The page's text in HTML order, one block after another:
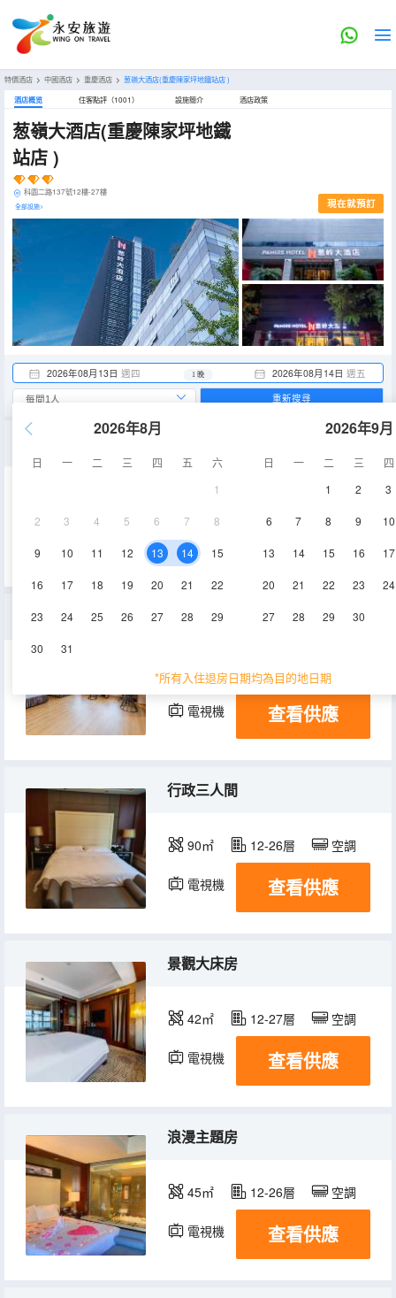
特價酒店 > 中國酒店 > 重慶酒店 > 葱嶺大酒店(重慶陳家坪地鐵站店 )
酒店概览 住客點評（1001） 設施簡介 酒店政策
葱嶺大酒店(重慶陳家坪地鐵
站店 )
科園二路137號12樓-27樓
全部設施> 現在就預訂
2026年08月13日 週四 2026年08月14日 週五
1 晚
2026年8月
日 一 二 三 四 五
六
1
2 3 4 5 6 7 8
9 10 11 12 13 14 15
16 17 18 19 20 21 22
23 24 25 26 27 28 29
30 31
2026年9月
日 一 二 三
四
1
2 3
6 7 8 9 10
13 14 15 16 17
20 21 22 23 24
27 28 29 30
*所有入住退房日期均為目的地日期
重新搜尋
空調
電視機
行政雙床房
45㎡ 23-26層
電視機 查看供應
行政三人間
90㎡ 12-26層 空調
電視機 查看供應
景觀大床房
42㎡ 12-27層 空調
電視機 查看供應
浪漫主題房
45㎡ 12-26層 空調
電視機 查看供應